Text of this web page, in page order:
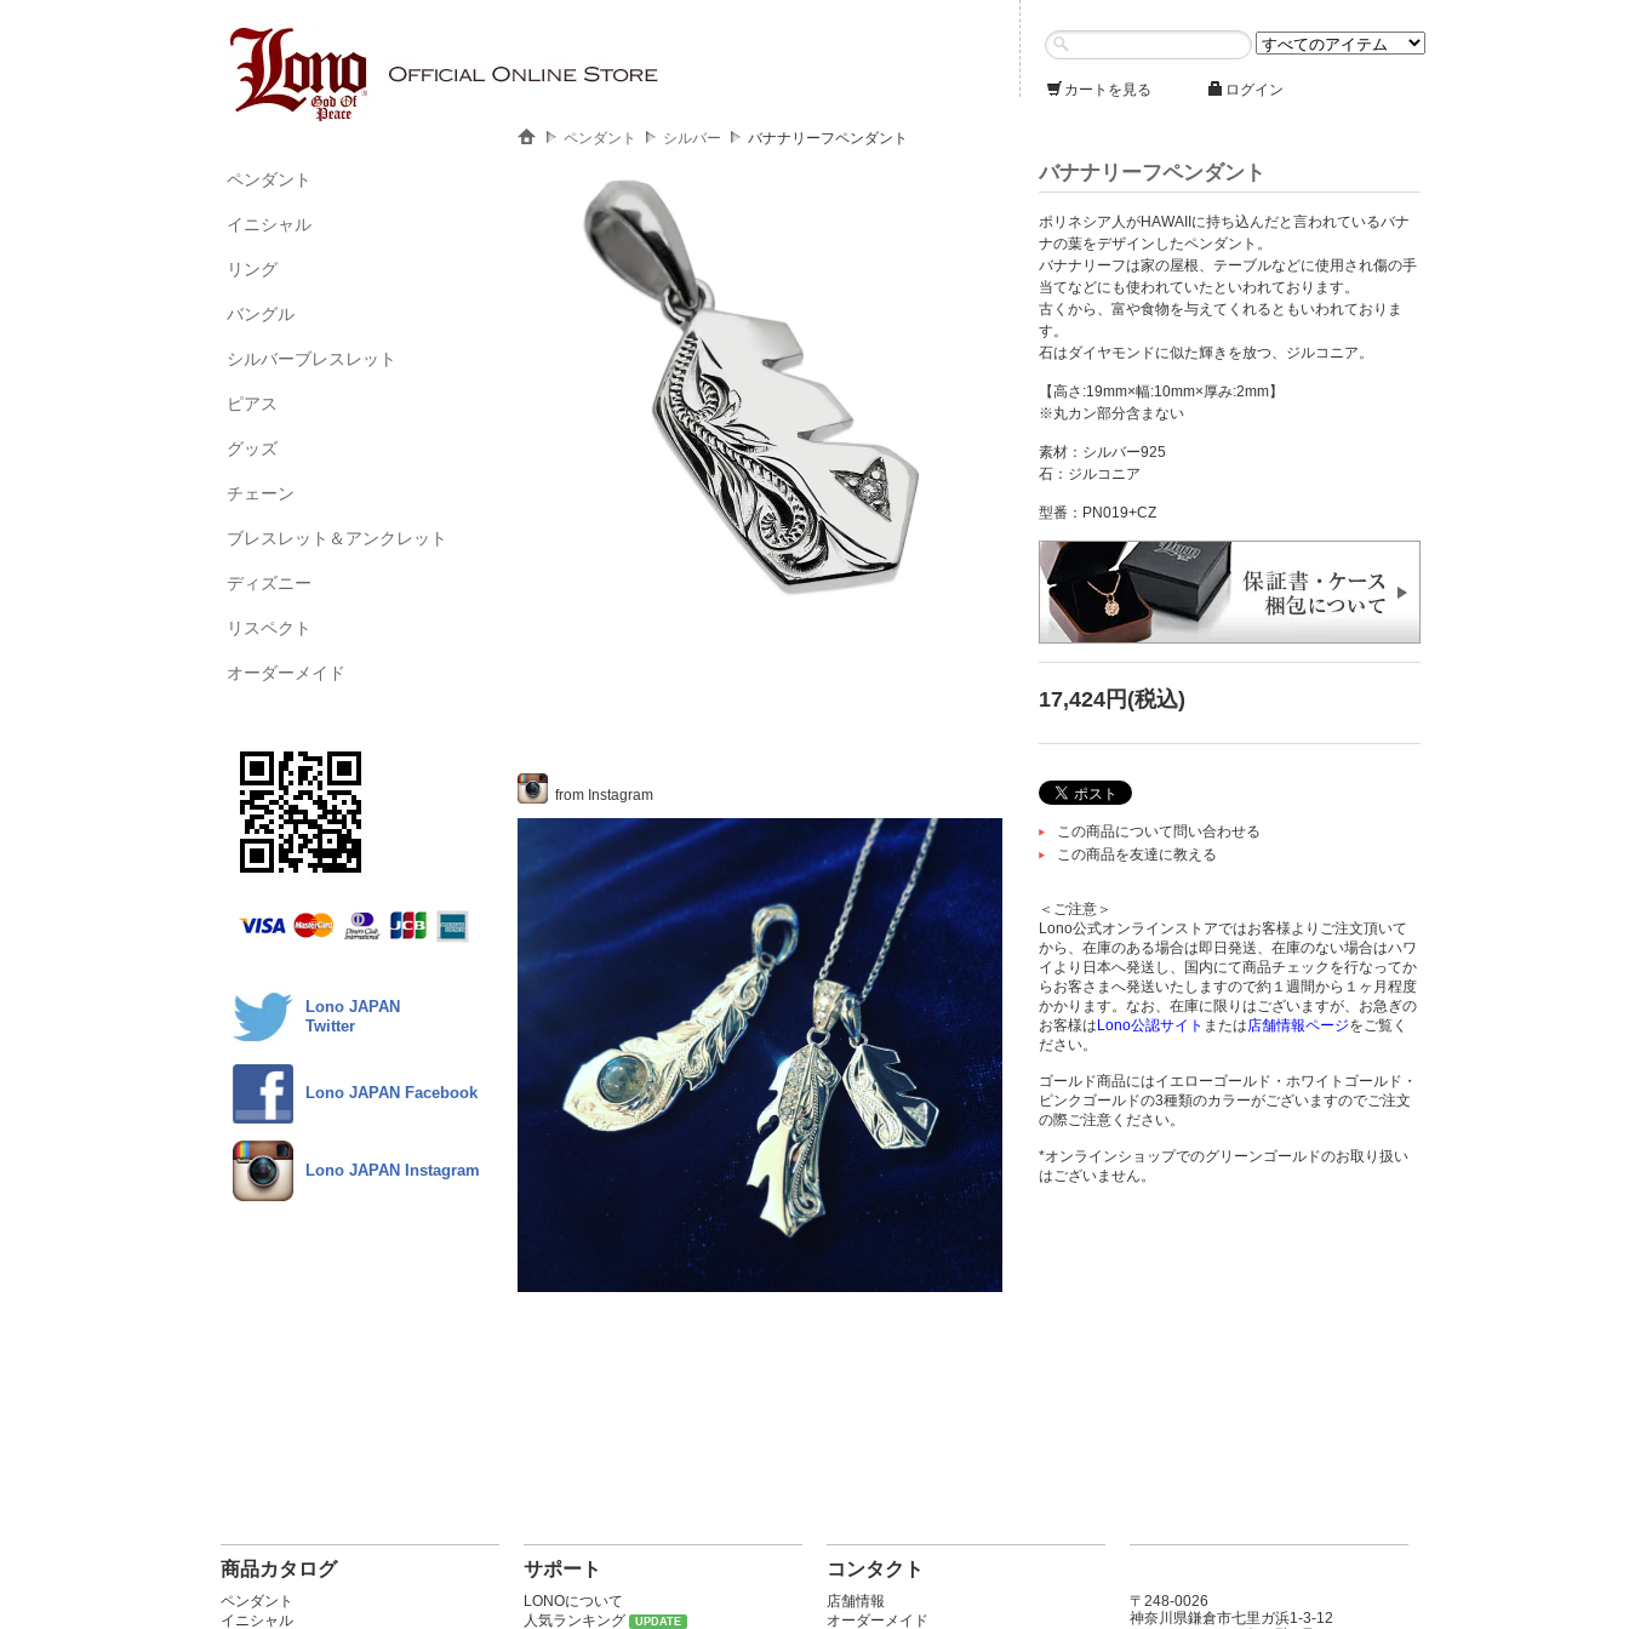
カートを見る ログイン
ペンダント
イニシャル
リング
バングル
シルバーブレスレット
ピアス
グッズ
チェーン
ブレスレット＆アンクレット
ディズニー
リスペクト
オーダーメイド
Lono JAPAN
Twitter
Lono JAPAN Facebook
Lono JAPAN Instagram
ペンダント シルバー バナナリーフペンダント
from Instagram
バナナリーフペンダント
ポリネシア人がHAWAIIに持ち込んだと言われているバナ
ナの葉をデザインしたペンダント。
バナナリーフは家の屋根、テーブルなどに使用され傷の手
当てなどにも使われていたといわれております。
古くから、富や食物を与えてくれるともいわれておりま
す。
石はダイヤモンドに似た輝きを放つ、ジルコニア。
【高さ:19mm×幅:10mm×厚み:2mm】
※丸カン部分含まない
素材：シルバー925
石：ジルコニア
型番：PN019+CZ
17,424円(税込)
この商品について問い合わせる
この商品を友達に教える
＜ご注意＞
Lono公式オンラインストアではお客様よりご注文頂いて
から、在庫のある場合は即日発送、在庫のない場合はハワ
イより日本へ発送し、国内にて商品チェックを行なってか
らお客さまへ発送いたしますので約１週間から１ヶ月程度
かかります。なお、在庫に限りはございますが、お急ぎの
お客様は Lono公認サイト または店舗情報ページをご覧く
ださい。
ゴールド商品にはイエローゴールド・ホワイトゴールド・
ピンクゴールドの3種類のカラーがございますのでご注文
の際ご注意ください。
*オンラインショップでのグリーンゴールドのお取り扱い
はございません。
商品カタログ
ペンダント
イニシャル
サポート
LONOについて
人気ランキング
UPDATE
コンタクト
店舗情報
オーダーメイド
〒248-0026
神奈川県鎌倉市七里ガ浜1-3-12